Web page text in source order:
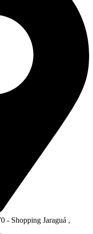
- Shopping Jaraguá ,